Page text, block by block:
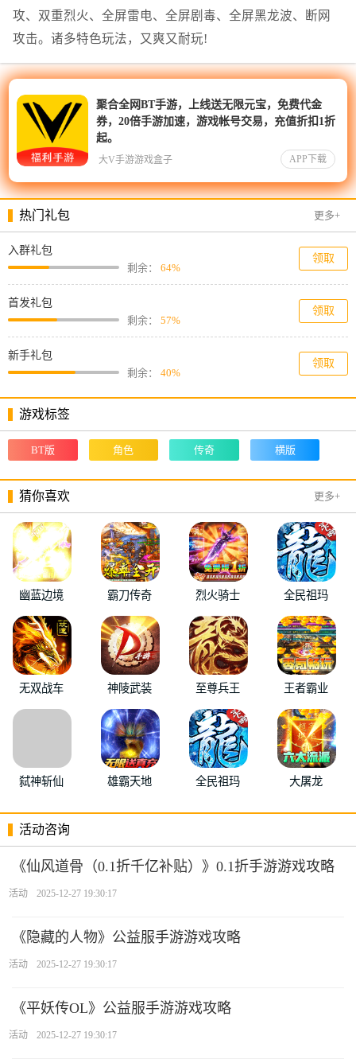
攻、双重烈火、全屏雷电、全屏剧毒、全屏黑龙波、断网
攻击。诸多特色玩法，又爽又耐玩!
聚合全网BT手游，上线送无限元宝，免费代金
券，20倍手游加速，游戏帐号交易，充值折扣1折
起。
APP下载
大V手游游戏盒子
热门礼包 更多+
入群礼包
剩余： 64%
领取
首发礼包
剩余： 57%
领取
新手礼包
剩余： 40%
领取
游戏标签
BT版 角色 传奇 横版
猜你喜欢 更多+
幽蓝边境 霸刀传奇 烈火骑士 全民祖玛
无双战车 神陵武装 至尊兵王 王者霸业
弑神斩仙 雄霸天地 全民祖玛 大屠龙
活动咨询
《仙风道骨（0.1折千亿补贴）》0.1折手游游戏攻略
活动 2025-12-27 19:30:17
《隐藏的人物》公益服手游游戏攻略
活动 2025-12-27 19:30:17
《平妖传OL》公益服手游游戏攻略
活动 2025-12-27 19:30:17